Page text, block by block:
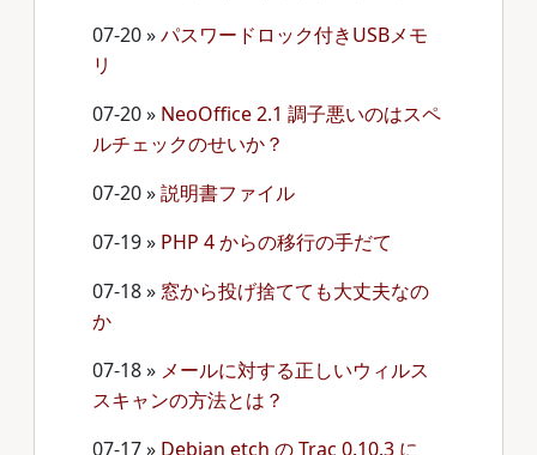
07-20»パスワードロック付きUSBメモ
リ
07-20» NeoOffice 2.1 調子悪いのはスペ
ルチェックのせいか？
07-20»説明書ファイル
07-19» PHP 4 からの移行の手だて
07-18» 窓から投げ捨てても大丈夫なの
か
07-18» メールに対する正しいウィルス
スキャンの方法とは？
07-17» Debian etch の Trac 0.10.3 に